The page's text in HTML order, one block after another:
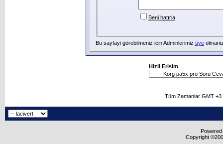
Beni hatırla
Bu sayfayi görebilmeniz icin Adminlerimiz üye
Hizli Erisim
Tüm Zamanlar GMT
Copyright